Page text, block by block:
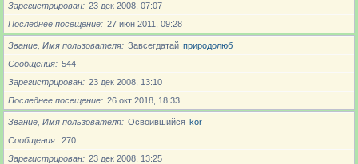
Зарегистрирован
23 дек 2008, 07:07
Последнее посещение
27 июн 2011, 09:28
Звание, Имя пользователя Завсегдатай природолюб
Сообщения
544
Зарегистрирован
23 дек 2008, 13:10
Последнее посещение
26 окт 2018, 18:33
Звание, Имя пользователя Освоившийся kor
Сообщения
270
Зарегистрирован
23 дек 2008, 13:25